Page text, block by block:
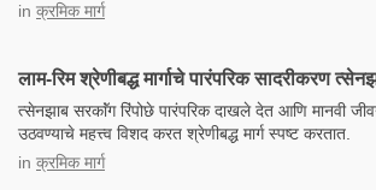
in क्रमिक मार्ग
लाम-रिम श्रेणीबद्ध मार्गाचे पारंपरिक सादरीकरण
त्सेनझाब सरकाॅंग रिंपोछे पारंपरिक दाखले देत आणि मानवी
उठवण्याचे महत्त्व विशद करत श्रेणीबद्ध मार्ग स्पष्ट करतात.
in क्रमिक मार्ग